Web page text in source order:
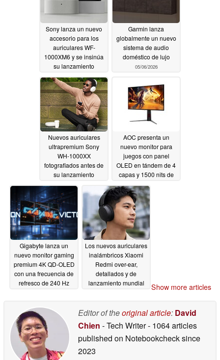
Sony lanza un nuevo
accesorio para los
auriculares WF-
1000XM6 y se insinúa
su lanzamiento
internacional05/07/2026
Garmin lanza
globalmente un nuevo
sistema de audio
doméstico de lujo
05/06/2026
Nuevos auriculares
ultrapremium Sony
WH-1000XX
fotografiados antes de
su lanzamiento
mundial05/05/2026
AOC presenta un
nuevo monitor para
juegos con panel
OLED en tándem de 4
capas y 1500 nits de
brillo máximo
Gigabyte lanza un
nuevo monitor gaming
premium 4K QD-OLED
con una frecuencia de
refresco de 240 Hz
Los nuevos auriculares
inalámbricos Xiaomi
Redmi over-ear,
detallados y de
lanzamiento mundial
Show more articles
Editor of theoriginal article: David
Chien - Tech Writer- 1064 articles
published on Notebookchecksince
2023